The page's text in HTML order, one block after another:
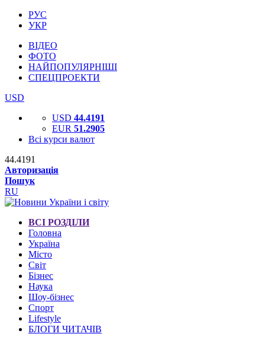
РУС
УКР
ВІДЕО
ФОТО
НАЙПОПУЛЯРНІШІ
СПЕЦПРОЕКТИ
USD
USD 44.4191
EUR 51.2905
Всі курси валют
44.4191
Авторизація
Пошук
RU
ВСІ РОЗДІЛИ
Головна
Україна
Місто
Світ
Бізнес
Наука
Шоу-бізнес
Спорт
Lifestyle
БЛОГИ ЧИТАЧІВ